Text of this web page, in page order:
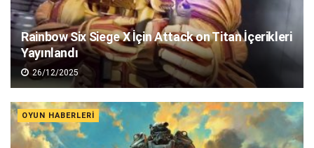
Rainbow Six Siege X İçin Attack on Titan İçerikleri
Yayınlandı
26/12/2025
OYUN HABERLERI